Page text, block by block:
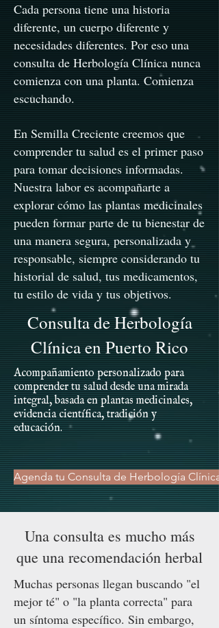
Cada persona tiene una historia
diferente, un cuerpo diferente y
necesidades diferentes. Por eso una
consulta de Herbología Clínica nunca
comienza con una planta. Comienza
escuchando.
En Semilla Creciente creemos que
comprender tu salud es el primer paso
para tomar decisiones informadas.
Nuestra labor es acompañarte a
explorar cómo las plantas medicinales
pueden formar parte de tu bienestar de
una manera segura, personalizada y
responsable, siempre considerando tu
historial de salud, tus medicamentos,
tu estilo de vida y tus objetivos.
Consulta de Herbología
Clínica en Puerto Rico
Acompañamiento personalizado para
comprender tu salud desde una mirada
integral, basada en plantas medicinales,
evidencia científica, tradición y
educación.
Agenda tu Consulta de Herbología Clínica
Una consulta es mucho más
que una recomendación herbal
Muchas personas llegan buscando "el
mejor té" o "la planta correcta" para
un síntoma específico. Sin embargo,